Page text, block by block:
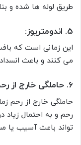
طریق لوله ها شده و
5. اندومتریوز:
این زمانی است که
می کنند و باعث
6. حاملگی خارج از رحم:
حاملگی خارج از رحم
رحم و به احتمال
تواند باعث آسیب یا